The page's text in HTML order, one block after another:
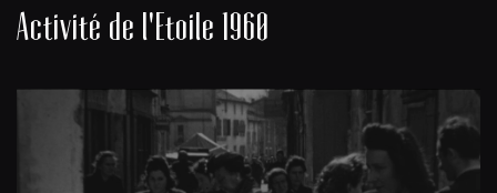
Activité de l'Etoile 1960